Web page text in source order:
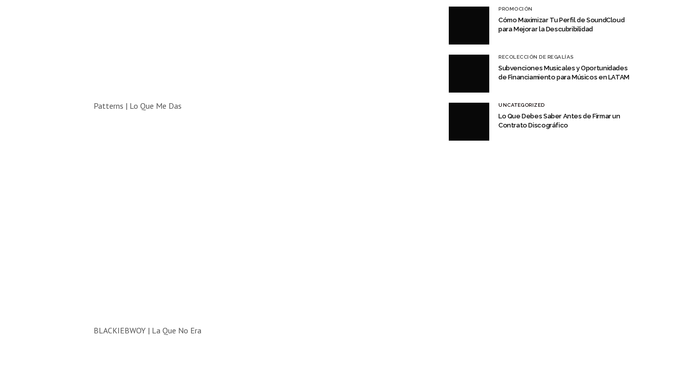
Patterns | Lo Que Me Das
BLACKIEBWOY | La Que No Era
PROMOCIÓN
Cómo Maximizar Tu Perfil de SoundCloud
para Mejorar la Descubribilidad
RECOLECCIÓN DE REGALÍAS
Subvenciones Musicales y Oportunidades
de Financiamiento para Músicos en LATAM
UNCATEGORIZED
Lo Que Debes Saber Antes de Firmar un
Contrato Discográfico